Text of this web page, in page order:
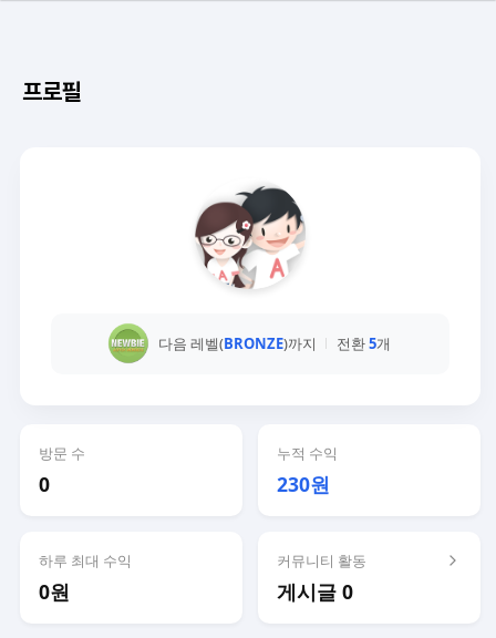
프로필
다음 레벨(BRONZE)까지 전환5개
방문 수
0
누적 수익
230원
하루 최대 수익
0원
커뮤니티 활동
게시글 0